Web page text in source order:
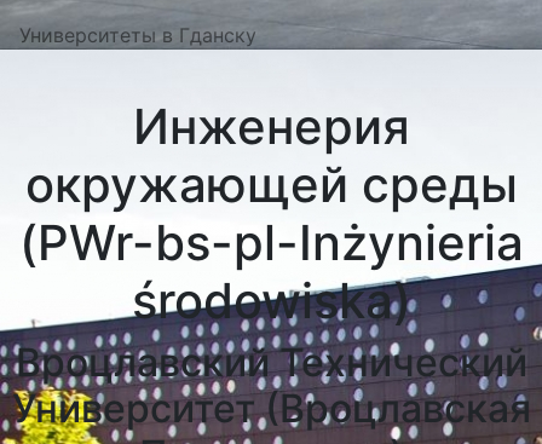
Университеты в Гданску
Инженерия
окружающей среды
(PWr-bs-pl-Inżynieria
środowiska)
Вроцлавский Технический
Университет (Вроцлавская